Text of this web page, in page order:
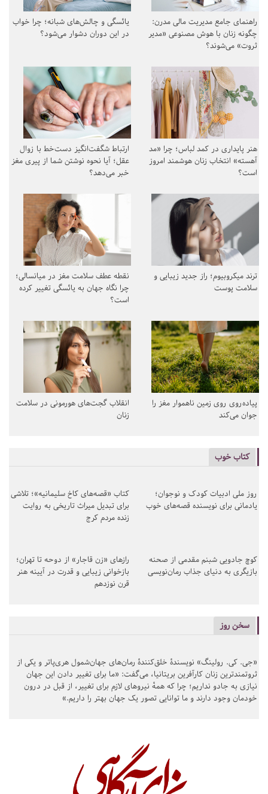
راهنمای جامع مدیریت مالی مدرن:
چگونه زنان با هوش مصنوعی «مدیر
ثروت» می‌شوند؟
یائسگی و چالش‌های شبانه؛ چرا خواب
در این دوران دشوار می‌شود؟
هنر پایداری در کمد لباس؛ چرا «مد
آهسته» انتخاب زنان هوشمند امروز
است؟
ارتباط شگفت‌انگیز دست‌خط با زوال
عقل؛ آیا نحوه نوشتن شما از پیری مغز
خبر می‌دهد؟
ترند میکروبیوم؛ راز جدید زیبایی و
سلامت پوست
نقطه عطف سلامت مغز در میانسالی؛
چرا نگاه جهان به یائسگی تغییر کرده
است؟
پیاده‌روی روی زمین ناهموار مغز را
جوان می‌کند
انقلاب گجت‌های هورمونی در سلامت
زنان
کتاب خوب
روز ملی ادبیات کودک و نوجوان؛
یادمانی برای نویسنده قصه‌های خوب
کتاب «قصه‌های کاخ سلیمانیه»؛ تلاشی
برای تبدیل میراث تاریخی به روایت
زنده مردم کرج
کوچ جادویی شبنم مقدمی از صحنه
بازیگری به دنیای جذاب رمان‌نویسی
رازهای «زن قاجار» از دوحه تا تهران؛
بازخوانی زیبایی و قدرت در آیینه هنر
قرن نوزدهم
سخن روز
«جی. کی. رولینگ» نویسندهٔ خلق‌کنندهٔ رمان‌های جهان‌شمول هری‌پاتر و یکی از
ثروتمندترین زنان کارآفرین بریتانیا، می‌گفت: «ما برای تغییر دادن این جهان
نیازی به جادو نداریم؛ چرا که همهٔ نیروهای لازم برای تغییر، از قبل در درون
خودمان وجود دارند و ما توانایی تصور یک جهان بهتر را داریم.»